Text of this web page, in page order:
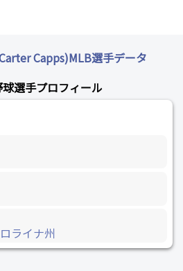
Capps)MLB選手データ
選手プロフィール
ライナ州